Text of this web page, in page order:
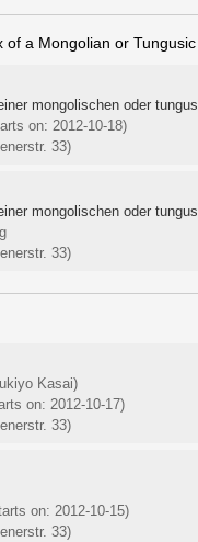
of a Mongolian or
mongolischen oder
on: 2012-10-18)
33)
mongolischen oder
33)
Kasai)
on: 2012-10-17)
33)
on: 2012-10-15)
33)